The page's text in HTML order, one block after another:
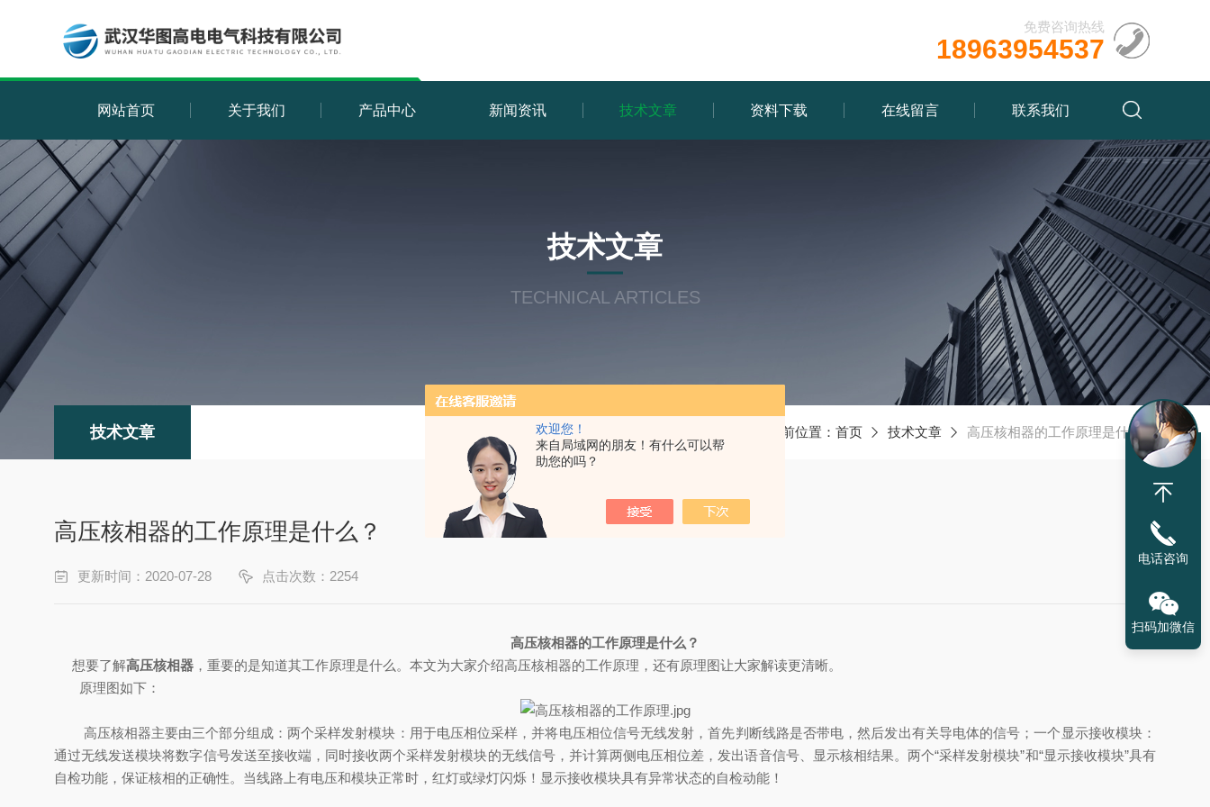
欢迎您！
来自局域网的朋友！有什么可以帮
助您的吗？
免费咨询热线
18963954537
网站首页 关于我们 产品中心 新闻资讯 技术文章 资料下载 在线留言 联系我们
技术文章
TECHNICAL ARTICLES
技术文章 当前位置： 首页 技术文章 高压核相器的工作原理是什么？
高压核相器的工作原理是什么？
更新时间：2020-07-28 点击次数：2254
高压核相器的工作原理是什么？
想要了解高压核相器 ，重要的是知道其工作原理是什么。本文为大家介绍高压核相器的工作原理，还有原理图让大家解读更清晰。
原理图如下：
高压核相器主要由三个部分组成：两个采样发射模块：用于电压相位采样，并将电压相位信号无线发射，首先判断线路是否带电，然后发出有关导电体的信号；一个显示接收模块：
通过无线发送模块将数字信号发送至接收端，同时接收两个采样发射模块的无线信号，并计算两侧电压相位差，发出语音信号、显示核相结果。两个“采样发射模块”和“显示接收模块”具有
自检功能，保证核相的正确性。当线路上有电压和模块正常时，红灯或绿灯闪烁！显示接收模块具有异常状态的自检动能！
电话咨询
扫码加微信